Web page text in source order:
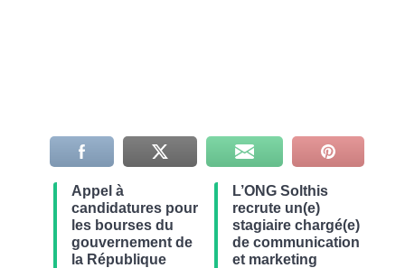
Appel à
candidatures pour
les bourses du
gouvernement de
la République
L’ONG Solthis
recrute un(e)
stagiaire chargé(e)
de communication
et marketing